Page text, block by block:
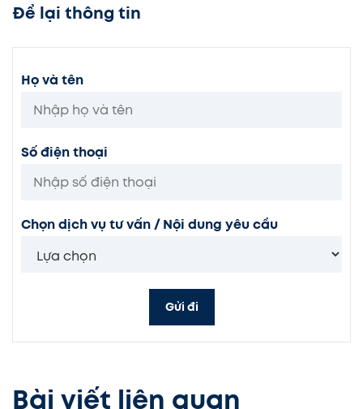
Để lại thông tin
Họ và tên
Số điện thoại
Chọn dịch vụ tư vấn / Nội dung yêu cầu
Gửi đi
Bài viết liên quan